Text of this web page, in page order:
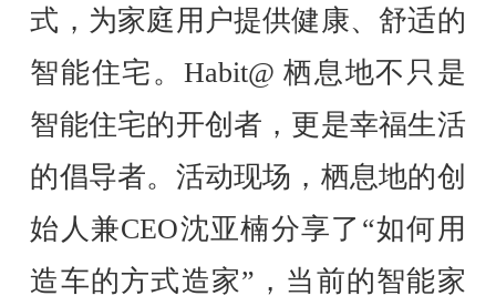
式，为家庭用户提供健康、舒适的
智能住宅。Habit@ 栖息地不只是
智能住宅的开创者，更是幸福生活
的倡导者。活动现场，栖息地的创
始人兼CEO沈亚楠分享了“如何用
造车的方式造家”，当前的智能家